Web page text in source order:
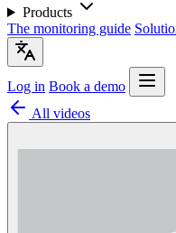
Products
The monitoring guide
Log in Book a demo
All videos